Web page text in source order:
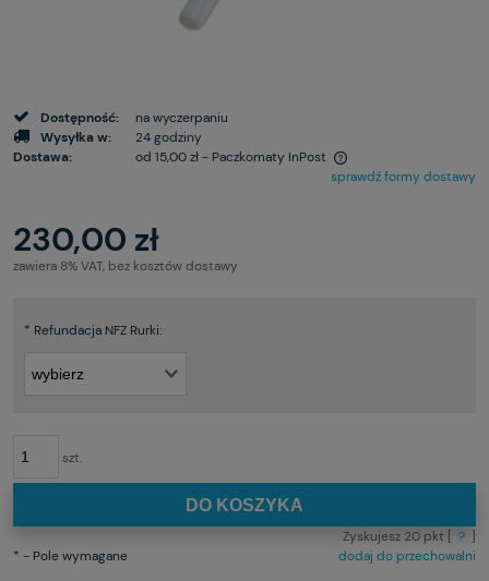
Dostępność:
na wyczerpaniu
Wysyłka w:
24 godziny
Dostawa:
od 15,00 zł- Paczkomaty InPost
sprawdź formy dostawy
230,00 zł
zawiera 8% VAT, bez kosztów dostawy
* Refundacja NFZ Rurki:
szt.
DO KOSZYKA
Zyskujesz 20 pkt [ ? ]
dodaj do przechowalni
* - Pole wymagane